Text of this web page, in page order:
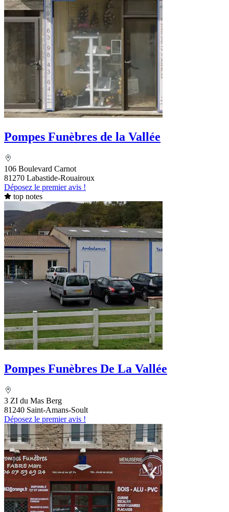
Pompes Funèbres de la Vallée
106 Boulevard Carnot
81270 Labastide-Rouairoux
Déposez le premier avis !
top notes
Pompes Funèbres De La Vallée
3 ZI du Mas Berg
81240 Saint-Amans-Soult
Déposez le premier avis !